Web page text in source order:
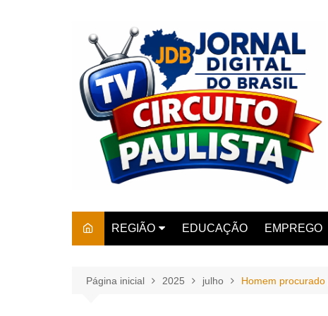
REGIÃO
AMPARO
EDUCAÇÃO EMPREGO
Página inicial 2025 julho Homem